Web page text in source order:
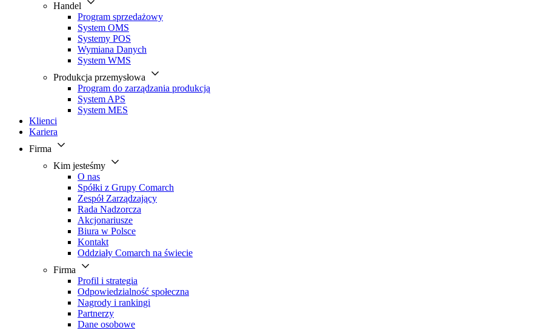
Handel
Program sprzedażowy
System OMS
Systemy POS
Wymiana Danych
System WMS
Produkcja przemysłowa
Program do zarządzania produkcją
System APS
System MES
Klienci
Kariera
Firma
Kim jesteśmy
O nas
Spółki z Grupy Comarch
Zespół Zarządzający
Rada Nadzorcza
Akcjonariusze
Biura w Polsce
Kontakt
Oddziały Comarch na świecie
Firma
Profil i strategia
Odpowiedzialność społeczna
Nagrody i rankingi
Partnerzy
Dane osobowe